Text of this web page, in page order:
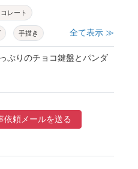
レート
手描き
音符
全て表示 ≫
ぷりのチョコ鍵盤とパンダ
依頼メールを送る